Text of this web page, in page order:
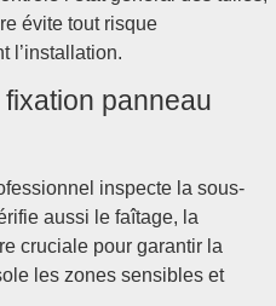
évite tout risque
l’installation.
fixation panneau
inspecte la sous-
aussi le faîtage, la
cruciale pour garantir la
les zones sensibles et